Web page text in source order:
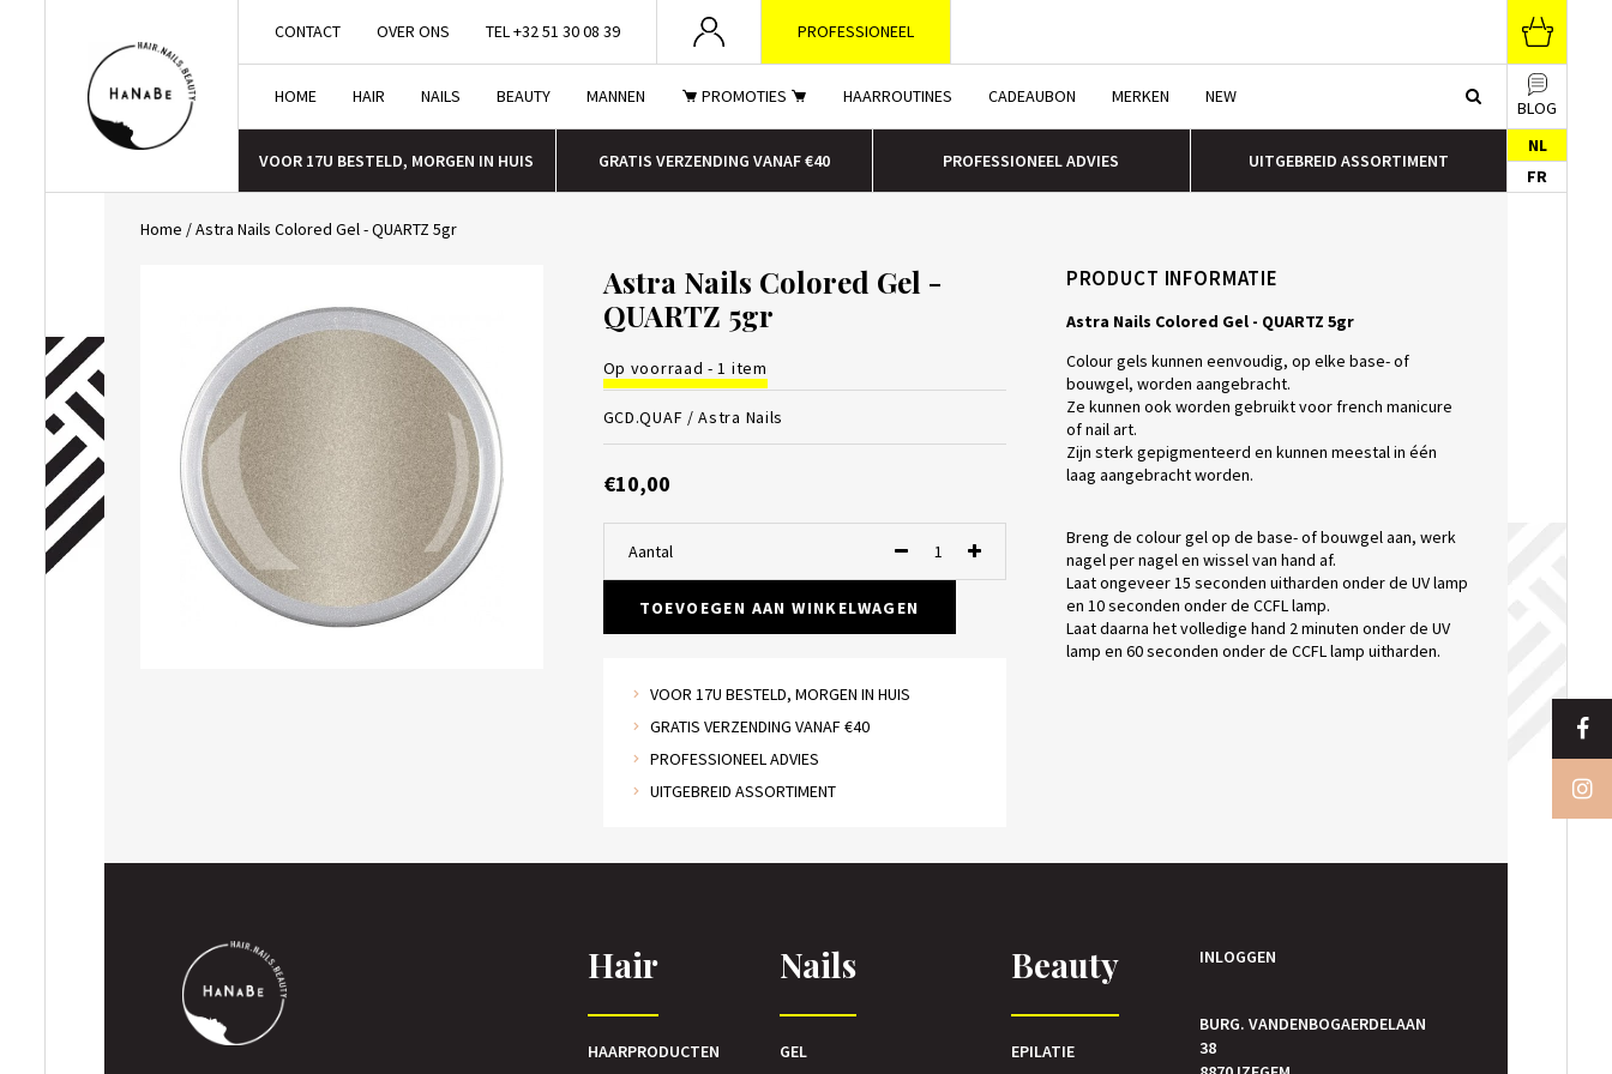
CONTACT OVER ONS TEL +32 51 30 08 39 PROFESSIONEEL
HOME HAIR NAILS BEAUTY MANNEN PROMOTIES HAARROUTINES CADEAUBON MERKEN NEW
BLOG
VOOR 17U BESTELD, MORGEN IN HUIS GRATIS VERZENDING VANAF €40 PROFESSIONEEL ADVIES UITGEBREID ASSORTIMENT
NL
FR
Home /Astra Nails Colored Gel - QUARTZ 5gr
Astra Nails Colored Gel -
QUARTZ 5gr
Op voorraad - 1 item
GCD.QUAF /Astra Nails
€10,00
Aantal
TOEVOEGEN AAN WINKELWAGEN
VOOR 17U BESTELD, MORGEN IN HUIS
GRATIS VERZENDING VANAF €40
PROFESSIONEEL ADVIES
UITGEBREID ASSORTIMENT
PRODUCT INFORMATIE
Astra Nails Colored Gel - QUARTZ 5gr
Colour gels kunnen eenvoudig, op elke base- of
bouwgel, worden aangebracht.
Ze kunnen ook worden gebruikt voor french manicure
of nail art.
Zijn sterk gepigmenteerd en kunnen meestal in één
laag aangebracht worden.
Breng de colour gel op de base- of bouwgel aan, werk
nagel per nagel en wissel van hand af.
Laat ongeveer 15 seconden uitharden onder de UV lamp
en 10 seconden onder de CCFL lamp.
Laat daarna het volledige hand 2 minuten onder de UV
lamp en 60 seconden onder de CCFL lamp uitharden.
Hair
HAARPRODUCTEN
Nails
GEL
Beauty
EPILATIE
INLOGGEN
BURG. VANDENBOGAERDELAAN
38